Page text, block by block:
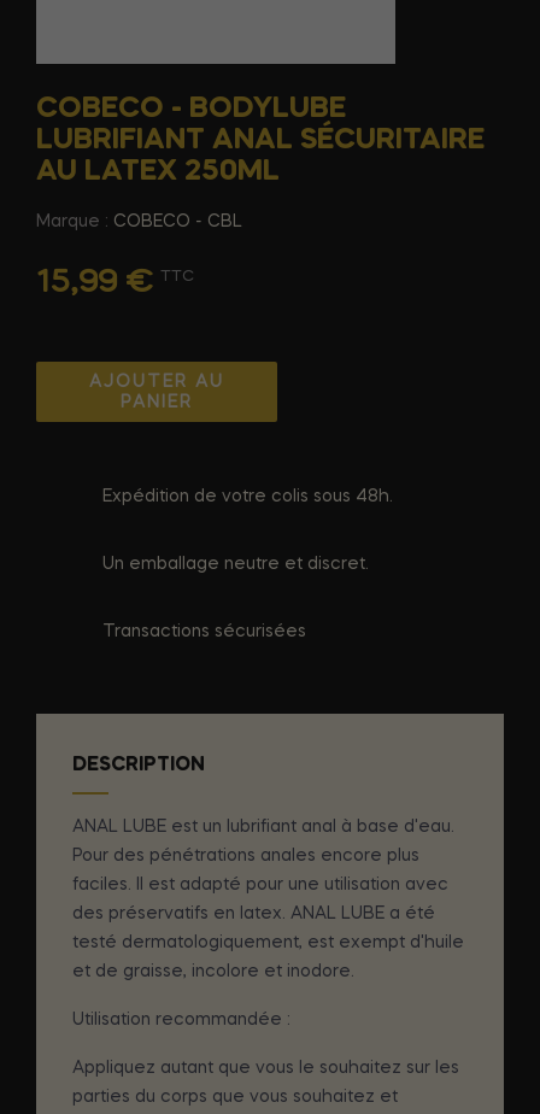
COBECO - BODYLUBE
LUBRIFIANT ANAL SÉCURITAIRE
AU LATEX 250ML
Marque : COBECO - CBL
15,99 € TTC
AJOUTER AU
PANIER
Expédition de votre colis sous 48h.
Un emballage neutre et discret.
Transactions sécurisées
DESCRIPTION
ANAL LUBE est un lubrifiant anal à base d'eau.
Pour des pénétrations anales encore plus
faciles. Il est adapté pour une utilisation avec
des préservatifs en latex. ANAL LUBE a été
testé dermatologiquement, est exempt d'huile
et de graisse, incolore et inodore.
Utilisation recommandée :
Appliquez autant que vous le souhaitez sur les
parties du corps que vous souhaitez et